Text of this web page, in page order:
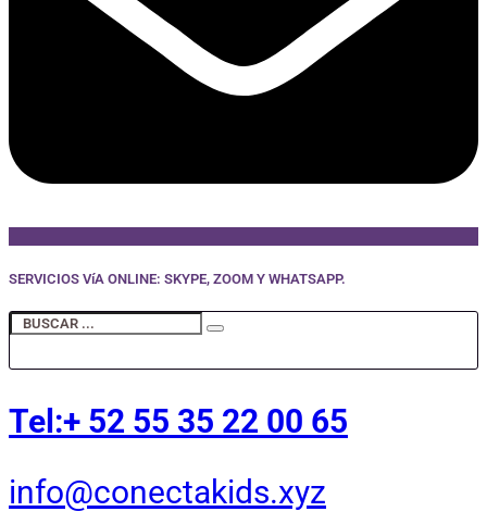
SERVICIOS VíA ONLINE: SKYPE, ZOOM Y WHATSAPP.
Tel:+ 52 55 35 22 00 65
info@conectakids.xyz